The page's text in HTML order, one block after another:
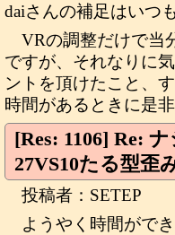
daiさんの補足はいつ
VRの調整だけで当
ですが、それなりに
ントを頂けたこと、
時間があるときに是
[Res: 1106] Re:
27VS10たる型歪
投稿者：SETEP
ようやく時間がで